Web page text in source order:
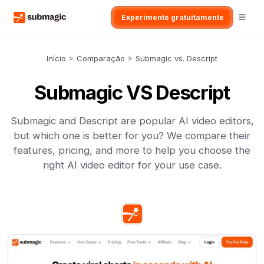
Experimente gratuitamente
Início > Comparação > Submagic vs. Descript
Submagic VS Descript
Submagic and Descript are popular AI video editors,
but which one is better for you? We compare their
features, pricing, and more to help you choose the
right AI video editor for your use case.